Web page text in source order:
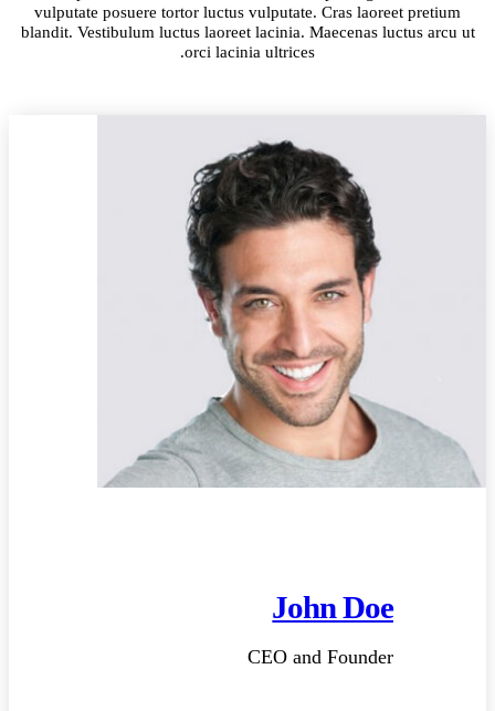
vulputate posuere tortor luctus vulputate. Cras laoreet pretium
blandit. Vestibulum luctus laoreet lacinia. Maecenas luctus arcu ut
orci lacinia ultrices.
John Doe
CEO and Founder